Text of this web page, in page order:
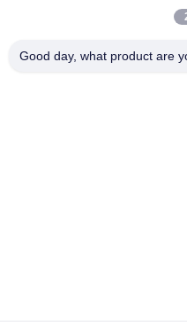
No.102, Yungu-Straße,
Jiangsu-Provinz, China
Good day, what product are